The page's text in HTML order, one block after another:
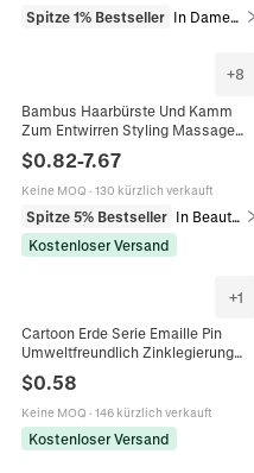
Spitze 1% Bestseller In Damentaschen
+8
Bambus Haarbürste Und Kamm
Zum Entwirren Styling Massage
Professionelles Salon Werkzeug
$0.82-7.67
Keine MOQ · 130 kürzlich verkauft
Spitze 5% Bestseller
In Beauty-Tools & Accessoires
Kostenloser Versand
+1
Cartoon Erde Serie Emaille Pin
Umweltfreundlich Zinklegierung
Brosche Abzeichen Für Damen
Herren Kleidung Rucksack Deko
$0.58
Keine MOQ · 146 kürzlich verkauft
Kostenloser Versand